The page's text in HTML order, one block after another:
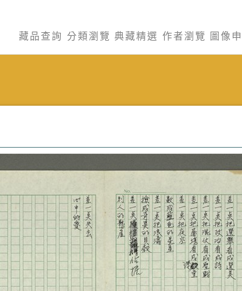
藏品查詢 分類瀏覽 典藏精選 作者瀏覽 圖像